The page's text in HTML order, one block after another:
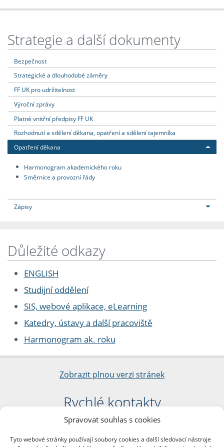
Spravovat souhlas s cookies
Tyto webové stránky používají soubory cookies a další sledovací nástroje
Strategie a další dokumenty
Bezpečnost
Strategické a dlouhodobé záměry
FF UK pro udržitelnost
Výroční zprávy
Platné vnitřní předpisy FF UK
Rozhodnutí a sdělení děkana, opatření a sdělení tajemníka
Opatření děkana
Harmonogram akademického roku
Směrnice a provozní řády
Zápisy
Důležité odkazy
ENGLISH
Studijní oddělení
SIS, webové aplikace, eLearning
Katedry, ústavy a další pracoviště
Harmonogram ak. roku
Zobrazit plnou verzi stránek
Rychlé kontakty
Filozofická fakulta
nám. Jana Palacha 1/2